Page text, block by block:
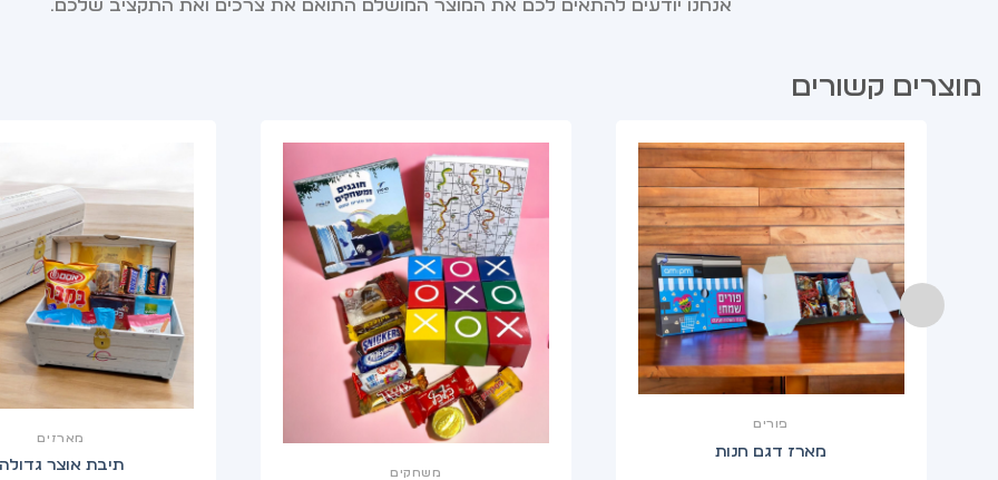
אנחנו יודעים להתאים לכם את המוצר המושלם התואם את צרכים ואת התקציב שלכם.
מוצרים קשורים
מארזים
תיבת אוצר גדולה משחקים
פורים
מארז דגם חנות